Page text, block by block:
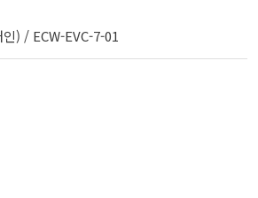
) / ECW-EVC-7-01